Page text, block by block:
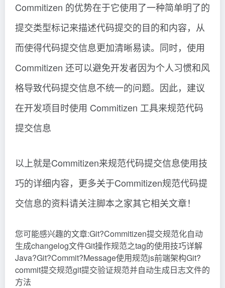
Commitizen 的优势在于它使用了一种简单明了的
提交类型标记来描述代码提交的目的和内容，从
而使得代码提交信息更加清晰易读。同时，使用
Commitizen 还可以避免开发者因为个人习惯和风
格导致代码提交信息不统一的问题。因此，建议
在开发项目时使用 Commitizen 工具来规范代码
提交信息
以上就是Commitizen来规范代码提交信息使用技
巧的详细内容，更多关于Commitizen规范代码提
交信息的资料请关注脚本之家其它相关文章！
您可能感兴趣的文章:Git?Commitizen提交规范化自动
生成changelog文件Git操作规范之tag的使用技巧详解
Java?Git?Commit?Message使用规范js前端架构Git?
commit提交规范git提交验证规范并自动生成日志文件的
方法